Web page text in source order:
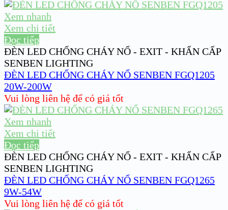
Xem nhanh
Xem chi tiết
Đọc tiếp
ĐÈN LED CHỐNG CHÁY NỔ - EXIT - KHẨN CẤP
SENBEN LIGHTING
ĐÈN LED CHỐNG CHÁY NỔ SENBEN FGQ1205
20W-200W
Vui lòng liên hệ để có giá tốt
Xem nhanh
Xem chi tiết
Đọc tiếp
ĐÈN LED CHỐNG CHÁY NỔ - EXIT - KHẨN CẤP
SENBEN LIGHTING
ĐÈN LED CHỐNG CHÁY NỔ SENBEN FGQ1265
9W-54W
Vui lòng liên hệ để có giá tốt